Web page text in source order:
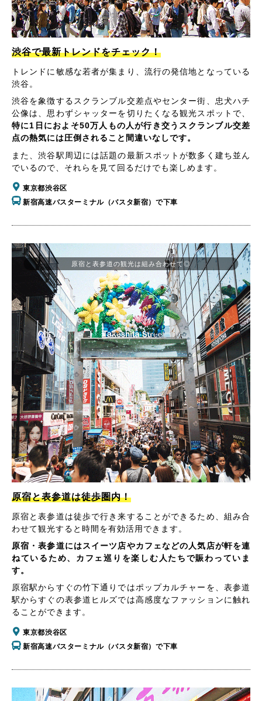
渋谷で最新トレンドをチェック！
トレンドに敏感な若者が集まり、流行の発信地となっている
渋谷。
渋谷を象徴するスクランブル交差点やセンター街、忠犬ハチ
公像は、思わずシャッターを切りたくなる観光スポットで、
特に1日におよそ50万人もの人が行き交うスクランブル交差
点の熱気には圧倒されること間違いなしです。
また、渋谷駅周辺には話題の最新スポットが数多く建ち並ん
でいるので、それらを見て回るだけでも楽しめます。
東京都渋谷区
新宿高速バスターミナル（バスタ新宿）で下車
原宿と表参道は徒歩圏内！
原宿と表参道は徒歩で行き来することができるため、組み合
わせて観光すると時間を有効活用できます。
原宿・表参道にはスイーツ店やカフェなどの人気店が軒を連
ねているため、カフェ巡りを楽しむ人たちで賑わっていま
す。
原宿駅からすぐの竹下通りではポップカルチャーを、表参道
駅からすぐの表参道ヒルズでは高感度なファッションに触れ
ることができます。
東京都渋谷区
新宿高速バスターミナル（バスタ新宿）で下車
原宿と表参道の観光は組み合わせて◎